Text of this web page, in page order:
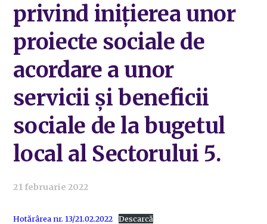
privind inițierea unor
proiecte sociale de
acordare a unor
servicii și beneficii
sociale de la bugetul
local al Sectorului 5.
21 februarie 2022
Hotărârea nr. 13/21.02.2022 Descarcă